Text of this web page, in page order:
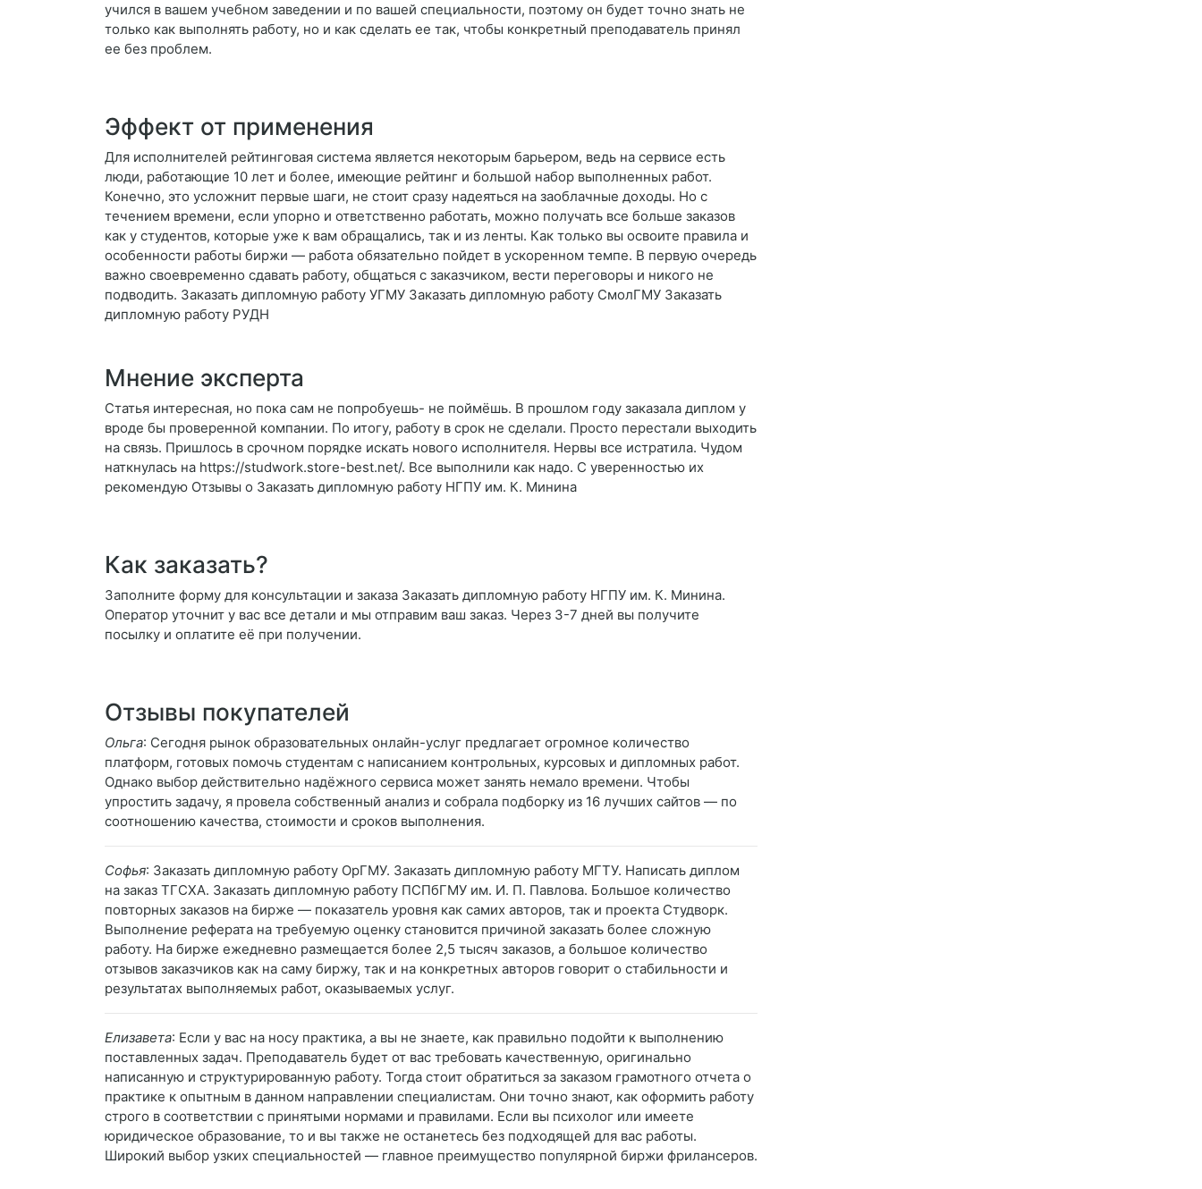
учился в вашем учебном заведении и по вашей специальности, поэтому он будет точно знать не
только как выполнять работу, но и как сделать ее так, чтобы конкретный преподаватель принял
ее без проблем.
Эффект от применения
Для исполнителей рейтинговая система является некоторым барьером, ведь на сервисе есть
люди, работающие 10 лет и более, имеющие рейтинг и большой набор выполненных работ.
Конечно, это усложнит первые шаги, не стоит сразу надеяться на заоблачные доходы. Но с
течением времени, если упорно и ответственно работать, можно получать все больше заказов
как у студентов, которые уже к вам обращались, так и из ленты. Как только вы освоите правила и
особенности работы биржи — работа обязательно пойдет в ускоренном темпе. В первую очередь
важно своевременно сдавать работу, общаться с заказчиком, вести переговоры и никого не
подводить. Заказать дипломную работу УГМУ Заказать дипломную работу СмолГМУ Заказать
дипломную работу РУДН
Мнение эксперта
Статья интересная, но пока сам не попробуешь- не поймёшь. В прошлом году заказала диплом у
вроде бы проверенной компании. По итогу, работу в срок не сделали. Просто перестали выходить
на связь. Пришлось в срочном порядке искать нового исполнителя. Нервы все истратила. Чудом
наткнулась на https://studwork.store-best.net/. Все выполнили как надо. С уверенностью их
рекомендую Отзывы о Заказать дипломную работу НГПУ им. К. Минина
Как заказать?
Заполните форму для консультации и заказа Заказать дипломную работу НГПУ им. К. Минина.
Оператор уточнит у вас все детали и мы отправим ваш заказ. Через 3-7 дней вы получите
посылку и оплатите её при получении.
Отзывы покупателей
Ольга: Сегодня рынок образовательных онлайн-услуг предлагает огромное количество
платформ, готовых помочь студентам с написанием контрольных, курсовых и дипломных работ.
Однако выбор действительно надёжного сервиса может занять немало времени. Чтобы
упростить задачу, я провела собственный анализ и собрала подборку из 16 лучших сайтов — по
соотношению качества, стоимости и сроков выполнения.
Софья: Заказать дипломную работу ОрГМУ. Заказать дипломную работу МГТУ. Написать диплом
на заказ ТГСХА. Заказать дипломную работу ПСПбГМУ им. И. П. Павлова. Большое количество
повторных заказов на бирже — показатель уровня как самих авторов, так и проекта Студворк.
Выполнение реферата на требуемую оценку становится причиной заказать более сложную
работу. На бирже ежедневно размещается более 2,5 тысяч заказов, а большое количество
отзывов заказчиков как на саму биржу, так и на конкретных авторов говорит о стабильности и
результатах выполняемых работ, оказываемых услуг.
Елизавета: Если у вас на носу практика, а вы не знаете, как правильно подойти к выполнению
поставленных задач. Преподаватель будет от вас требовать качественную, оригинально
написанную и структурированную работу. Тогда стоит обратиться за заказом грамотного отчета о
практике к опытным в данном направлении специалистам. Они точно знают, как оформить работу
строго в соответствии с принятыми нормами и правилами. Если вы психолог или имеете
юридическое образование, то и вы также не останетесь без подходящей для вас работы.
Широкий выбор узких специальностей — главное преимущество популярной биржи фрилансеров.